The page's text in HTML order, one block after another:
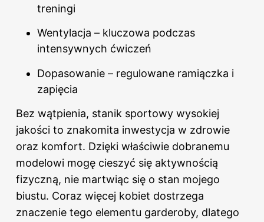
treningi
Wentylacja – kluczowa podczas
intensywnych ćwiczeń
Dopasowanie – regulowane ramiączka i
zapięcia
Bez wątpienia, stanik sportowy wysokiej
jakości to znakomita inwestycja w zdrowie
oraz komfort. Dzięki właściwie dobranemu
modelowi mogę cieszyć się aktywnością
fizyczną, nie martwiąc się o stan mojego
biustu. Coraz więcej kobiet dostrzega
znaczenie tego elementu garderoby, dlatego